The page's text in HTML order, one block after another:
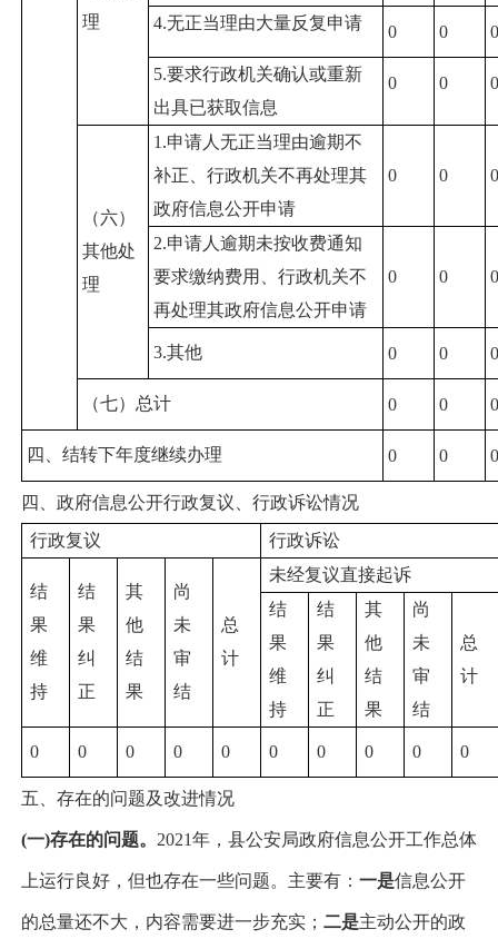
理
4.无正当理由大量反复申请 0 0 0
5.要求行政机关确认或重新
出具已获取信息
0 0 0
（六）
其他处
理
1.申请人无正当理由逾期不
补正、行政机关不再处理其
政府信息公开申请
0 0 0
2.申请人逾期未按收费通知
要求缴纳费用、行政机关不
再处理其政府信息公开申请
0 0 0
3.其他 0 0 0
（七）总计 0 0 0
四、结转下年度继续办理 0 0 0
四、政府信息公开行政复议、行政诉讼情况
行政复议
行政诉讼
结
果
维
持
结
果
纠
正
其
他
结
果
尚
未
审
结
总
计
未经复议直接起诉
结
果
维
持
结
果
纠
正
其
他
结
果
尚
未
审
结
总
计
0 0 0 0 0 0 0 0 0 0
五、存在的问题及改进情况
(一)存在的问题。 2021年，县公安局政府信息公开工作总体
上运行良好，但也存在一些问题。主要有： 一是信息公开
的总量还不大，内容需要进一步充实； 二是主动公开的政